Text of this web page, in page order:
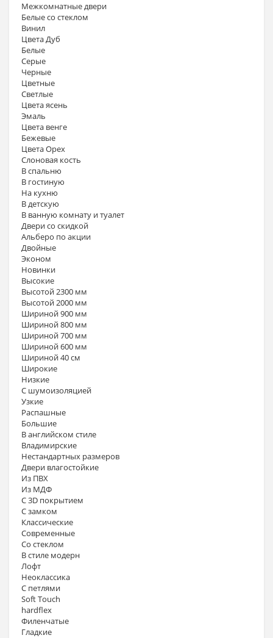
Межкомнатные двери
Белые со стеклом
Винил
Цвета Дуб
Белые
Серые
Черные
Цветные
Светлые
Цвета ясень
Эмаль
Цвета венге
Бежевые
Цвета Орех
Слоновая кость
В спальню
В гостиную
На кухню
В детскую
В ванную комнату и туалет
Двери со скидкой
Альберо по акции
Двойные
Эконом
Новинки
Высокие
Высотой 2300 мм
Высотой 2000 мм
Шириной 900 мм
Шириной 800 мм
Шириной 700 мм
Шириной 600 мм
Шириной 40 см
Широкие
Низкие
С шумоизоляцией
Узкие
Распашные
Большие
В английском стиле
Владимирские
Нестандартных размеров
Двери влагостойкие
Из ПВХ
Из МДФ
С 3D покрытием
С замком
Классические
Современные
Со стеклом
В стиле модерн
Лофт
Неоклассика
С петлями
Soft Touch
hardflex
Филенчатые
Гладкие